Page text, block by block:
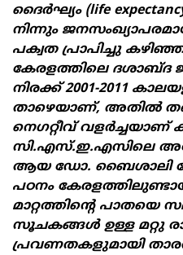
ദൈർഘ്യം (life
നിന്നും
പക്വത പ്രാപിച്ചു
കേരളത്തിലെ ദശാബ്ദ
നിരക്ക്2001-2011
താഴെയാണ്, അതിൽ
നെഗറ്റീവ് വളർച്ചയാണ്
സി.എസ്.ഇ.എസിലെ
ആയ ഡോ. ബൈശാലി
പഠനം
മാറ്റത്തിന്‍റെ പാതയെ
സൂചകങ്ങൾ ഉള്ള മറ്റു
പ്രവണതകളുമായി